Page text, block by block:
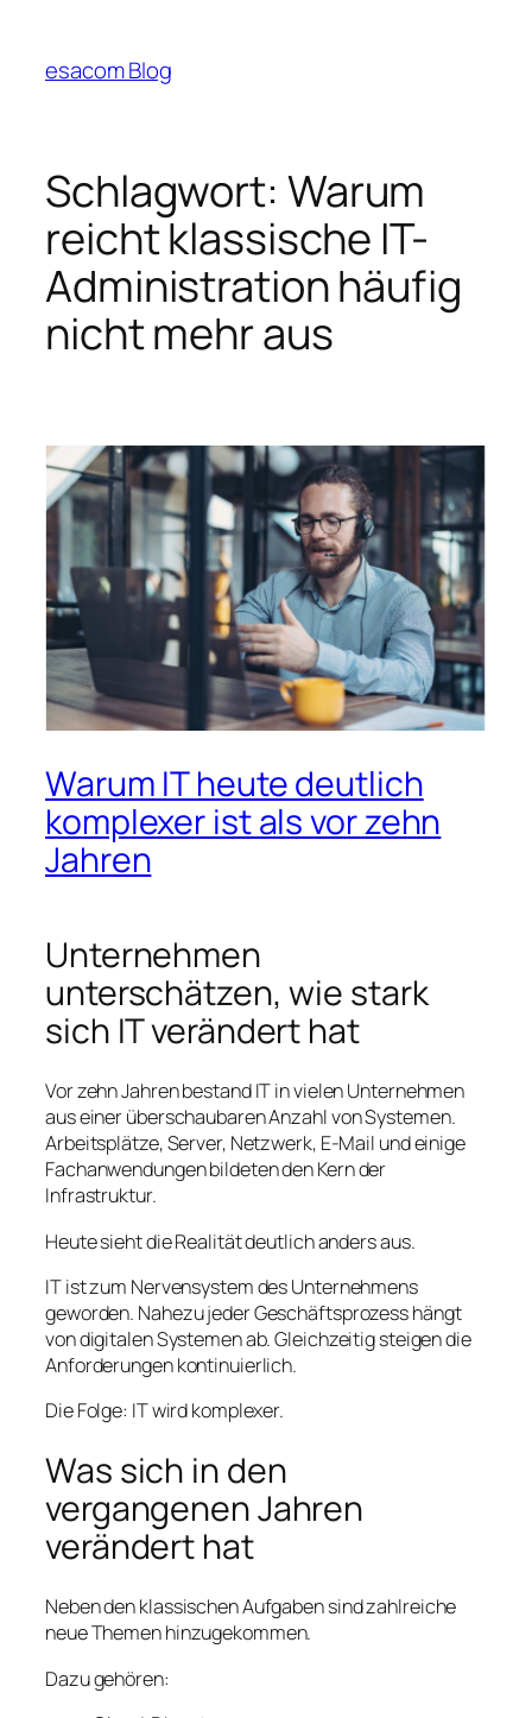
springen
esacom Blog
Schlagwort: Warum
reicht klassische IT-
Administration häufig
nicht mehr aus
Warum IT heute deutlich
komplexer ist als vor zehn
Jahren
Unternehmen
unterschätzen, wie stark
sich IT verändert hat
Vor zehn Jahren bestand IT in vielen Unternehmen
aus einer überschaubaren Anzahl von Systemen.
Arbeitsplätze, Server, Netzwerk, E-Mail und einige
Fachanwendungen bildeten den Kern der
Infrastruktur.
Heute sieht die Realität deutlich anders aus.
IT ist zum Nervensystem des Unternehmens
geworden. Nahezu jeder Geschäftsprozess hängt
von digitalen Systemen ab. Gleichzeitig steigen die
Anforderungen kontinuierlich.
Die Folge: IT wird komplexer.
Was sich in den
vergangenen Jahren
verändert hat
Neben den klassischen Aufgaben sind zahlreiche
neue Themen hinzugekommen.
Dazu gehören: